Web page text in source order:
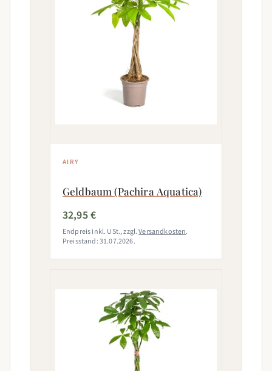
AIRY
Geldbaum (Pachira Aquatica)
32,95 €
Endpreis inkl. USt., zzgl.Versandkosten.
Preisstand: 31.07.2026.